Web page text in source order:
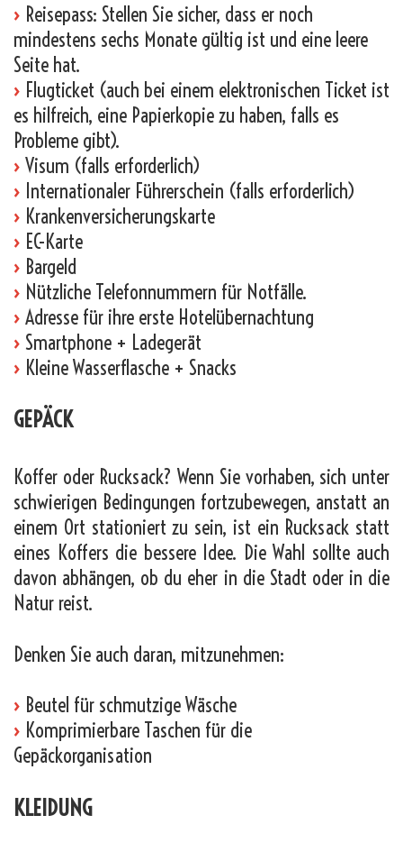
› Reisepass: Stellen Sie sicher, dass er noch
mindestens sechs Monate gültig ist und eine leere
Seite hat.
› Flugticket (auch bei einem elektronischen Ticket ist
es hilfreich, eine Papierkopie zu haben, falls es
Probleme gibt).
› Visum (falls erforderlich)
› Internationaler Führerschein (falls erforderlich)
› Krankenversicherungskarte
› EC-Karte
› Bargeld
› Nützliche Telefonnummern für Notfälle.
› Adresse für ihre erste Hotelübernachtung
› Smartphone + Ladegerät
› Kleine Wasserflasche + Snacks
GEPÄCK
Koffer oder Rucksack? Wenn Sie vorhaben, sich unter
schwierigen Bedingungen fortzubewegen, anstatt an
einem Ort stationiert zu sein, ist ein Rucksack statt
eines Koffers die bessere Idee. Die Wahl sollte auch
davon abhängen, ob du eher in die Stadt oder in die
Natur reist.
Denken Sie auch daran, mitzunehmen:
› Beutel für schmutzige Wäsche
› Komprimierbare Taschen für die
Gepäckorganisation
KLEIDUNG